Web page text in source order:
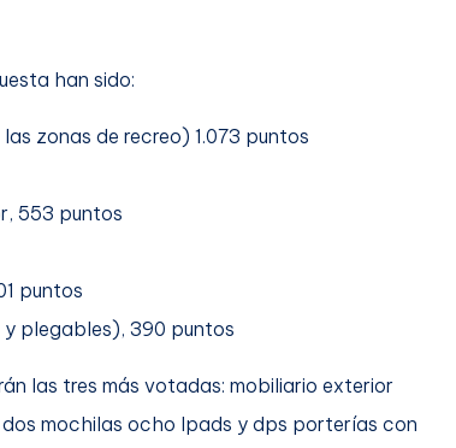
han sido:
zonas de recreo) 1.073 puntos
553 puntos
puntos
plegables), 390 puntos
las tres más votadas: mobiliario exterior
mochilas ocho Ipads y dps porterías con